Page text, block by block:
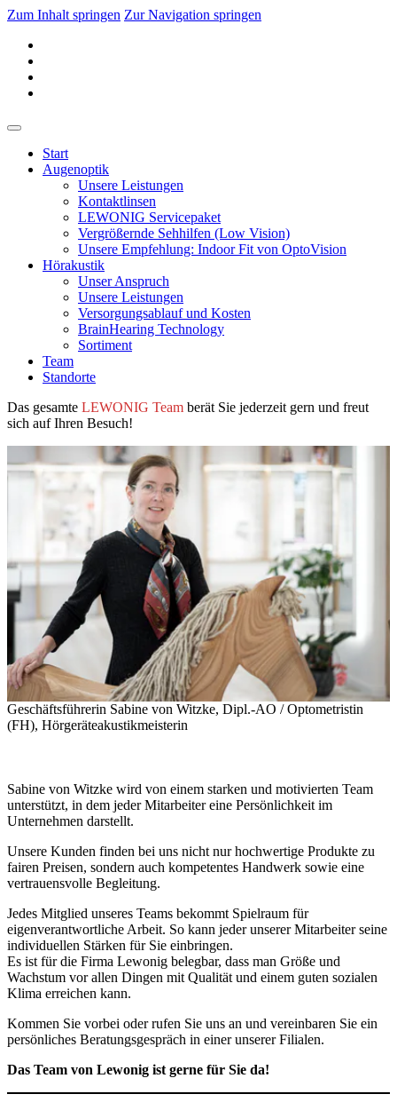
Zum Inhalt springen Zur Navigation springen
Start
Augenoptik
Unsere Leistungen
Kontaktlinsen
LEWONIG Servicepaket
Vergrößernde Sehhilfen (Low Vision)
Unsere Empfehlung: Indoor Fit von OptoVision
Hörakustik
Unser Anspruch
Unsere Leistungen
Versorgungsablauf und Kosten
BrainHearing Technology
Sortiment
Team
Standorte
Das gesamte LEWONIG Team berät Sie jederzeit gern und freut
sich auf Ihren Besuch!
Geschäftsführerin Sabine von Witzke, Dipl.-AO / Optometristin
(FH), Hörgeräteakustikmeisterin
Sabine von Witzke wird von einem starken und motivierten Team
unterstützt, in dem jeder Mitarbeiter eine Persönlichkeit im
Unternehmen darstellt.
Unsere Kunden finden bei uns nicht nur hochwertige Produkte zu
fairen Preisen, sondern auch kompetentes Handwerk sowie eine
vertrauensvolle Begleitung.
Jedes Mitglied unseres Teams bekommt Spielraum für
eigenverantwortliche Arbeit. So kann jeder unserer Mitarbeiter seine
individuellen Stärken für Sie einbringen.
Es ist für die Firma Lewonig belegbar, dass man Größe und
Wachstum vor allen Dingen mit Qualität und einem guten sozialen
Klima erreichen kann.
Kommen Sie vorbei oder rufen Sie uns an und vereinbaren Sie ein
persönliches Beratungsgespräch in einer unserer Filialen.
Das Team von Lewonig ist gerne für Sie da!